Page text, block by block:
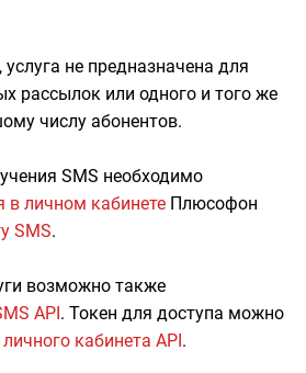
не предназначена для
рассылок или одного и того же
числу абонентов.
SMS необходимо
в личном кабинете Плюсофон
SMS.
возможно также
API. Токен для доступа можно
кабинета API.